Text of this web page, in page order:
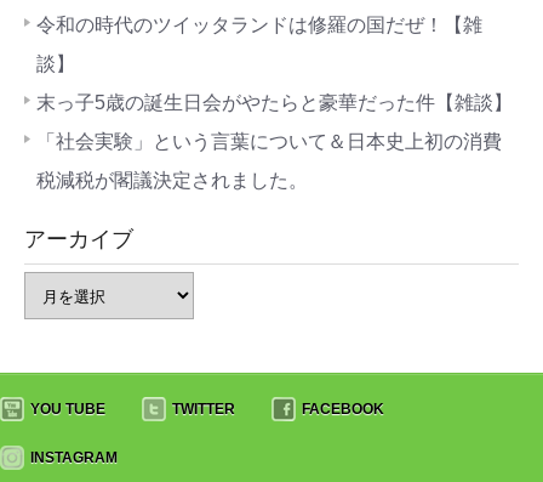
令和の時代のツイッタランドは修羅の国だぜ！【雑
談】
末っ子5歳の誕生日会がやたらと豪華だった件【雑談】
「社会実験」という言葉について＆日本史上初の消費
税減税が閣議決定されました。
アーカイブ
YOU TUBE TWITTER FACEBOOK
INSTAGRAM